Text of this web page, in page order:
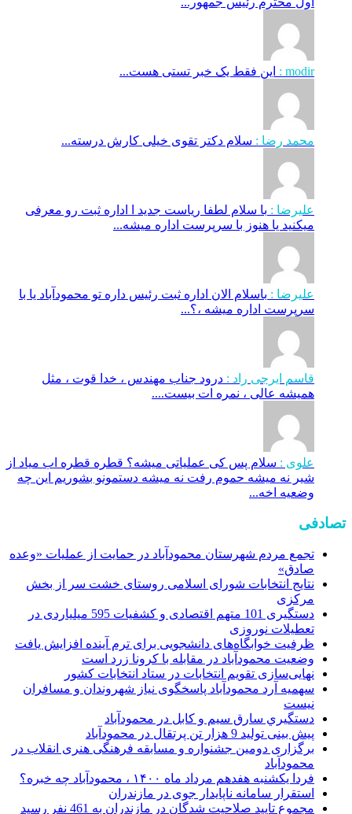
modir : این فقط یک خبر تستی هست...
محمد رضا : سلام دکتر تقوی خیلی کارش درسته...
علیرضا : با سلام لطفا ریاست جدید ا اداره ثبت‌ رو معرفی
میکنید یا هنوز با سرپرست اداره‌ میشه...
علیرضا : باسلام الان اداره ثبت رئیس داره تو محمودآباد یا با
سرپرست اداره میشه ،؟...
قاسم ایرجی راد : درود جناب مهندس ، خدا قوت ، مثل
همیشه عالی ، نمره ات بیست....
علوی : سلام پس کی عملیاتی میشه؟ قطره قطره اب میاد از
شیر نه میشه حموم رفت نه میشه دستمونو بشوریم این چه
وضعیه اخه...
تصادفی
تجمع مردم شهرستان محمودآباد در حمایت از عملیات «وعده
صادق»
نتایج انتخابات شورای اسلامی روستای خشت سر از بخش
مرکزی
دستگیری 101 متهم اقتصادی و کشفیات 595 میلیاردی در
تعطیلات نوروزی
ظرفیت خوابگاه‌های دانشجویی برای ترم آینده افزایش یافت
وضعیت محمودآباد در مقابله با کرونا زرد است
نهایی‌سازی تقویم انتخابات در ستاد انتخابات کشور
سهمیه آرد محمودآباد پاسخگوی نیاز شهروندان و مسافران
نیست
دستگيري سارق سيم و کابل در محمودآباد
پیش بینی تولید 9 هزار تن پرتقال در محمودآباد
برگزاری دومین جشنواره و مسابقه فرهنگی هنری انقلاب در
محمودآباد
فردا یکشنبه هفدهم مرداد ماه ۱۴۰۰ ، محمودآباد چه خبره؟
استقرار سامانه ناپایدار جوی در مازندران
مجموع تایید صلاحیت شدگان در مازندران به 461 نفر رسید